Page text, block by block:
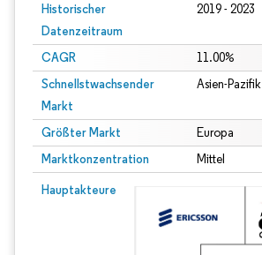
Historischer
Datenzeitraum
2019 - 2023
CAGR 11.00%
Schnellstwachsender
Markt
Asien-Pazifik
Größter Markt Europa
Marktkonzentration Mittel
Hauptakteure